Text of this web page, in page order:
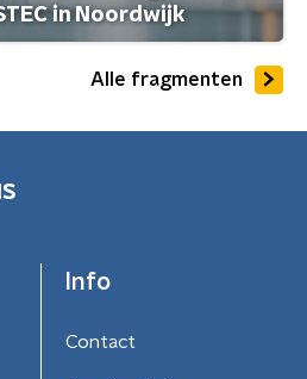
in Noordwijk
Alle fragmenten
Info
Contact